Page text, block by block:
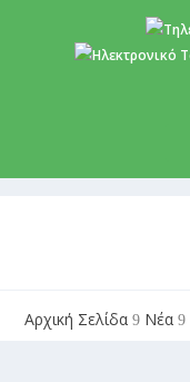
Αρχική Σελίδα 9 Νέα 9